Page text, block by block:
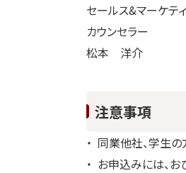
セールス&マーケテ
カウンセラー
松本 洋介
注意事項
同業他社、学生の
お申込みには、お